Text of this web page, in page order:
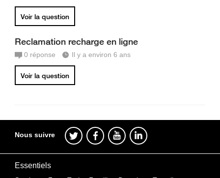
Voir la question
Reclamation recharge en ligne
0 réponse Il y a environ 6 ans
Voir la question
Nous suivre
Essentiels